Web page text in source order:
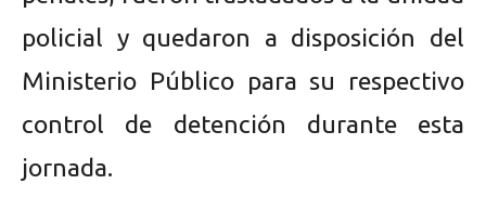
policial y quedaron a disposición del
Ministerio Público para su respectivo
control de detención durante esta
jornada.